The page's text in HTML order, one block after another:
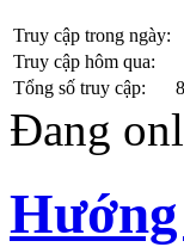
![CDATA[
Lưu ký tự đặc
Không sạc được
Download ngôn
Các phép biến
Hiệu ứng chạy
Truy cập trong ngày:
Truy cập hôm qua:
Tổng số truy cập:
Đang